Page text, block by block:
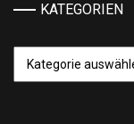
KATEGORIEN